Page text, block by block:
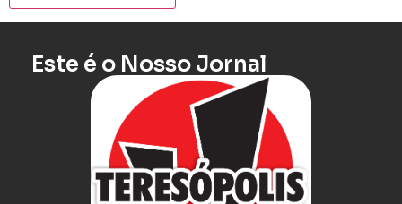
Este é o Nosso Jornal